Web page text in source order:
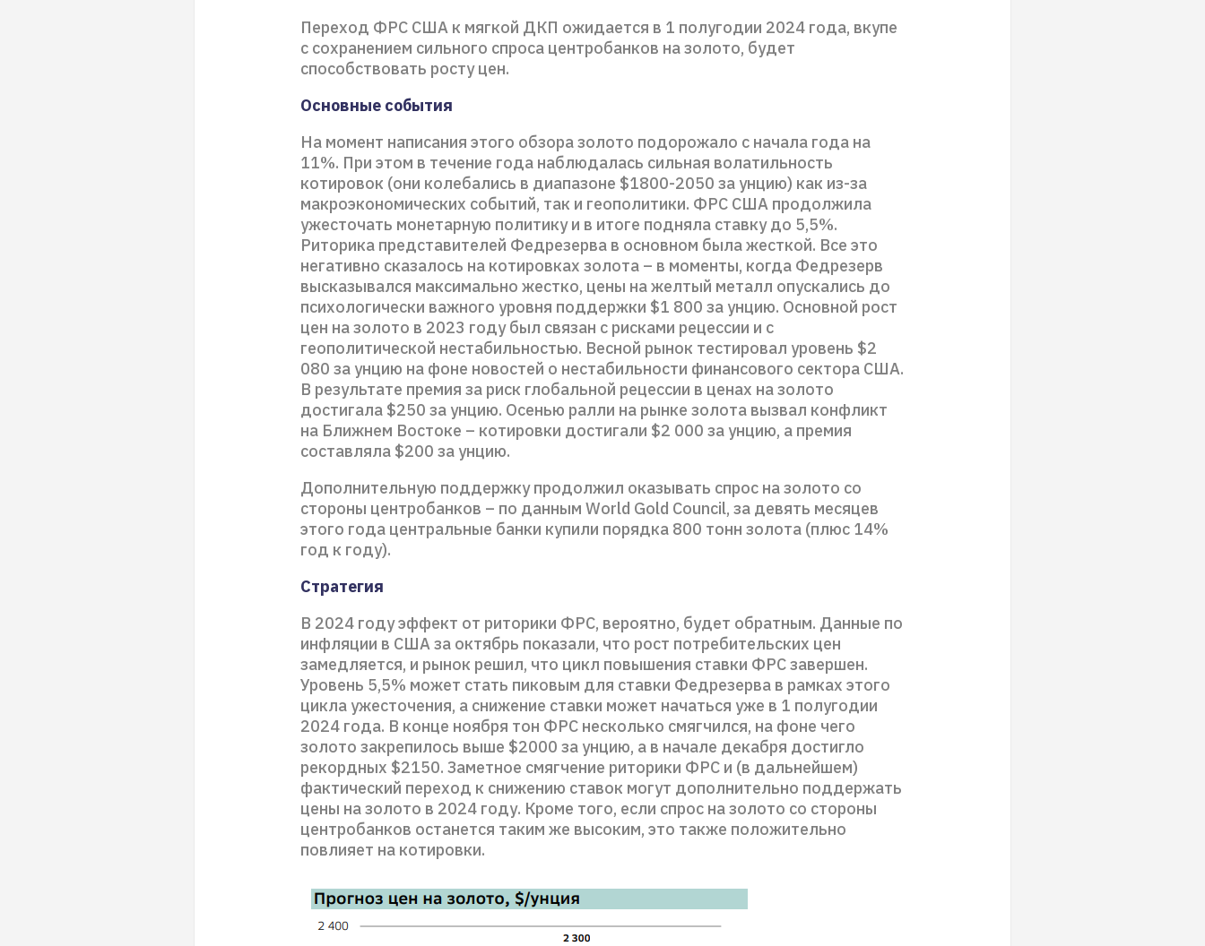
Переход ФРС США к мягкой ДКП ожидается в 1 полугодии 2024 года, вкупе
с сохранением сильного спроса центробанков на золото, будет
способствовать росту цен.
Основные события
На момент написания этого обзора золото подорожало с начала года на
11%. При этом в течение года наблюдалась сильная волатильность
котировок (они колебались в диапазоне $1800-2050 за унцию) как из-за
макроэкономических событий, так и геополитики. ФРС США продолжила
ужесточать монетарную политику и в итоге подняла ставку до 5,5%.
Риторика представителей Федрезерва в основном была жесткой. Все это
негативно сказалось на котировках золота – в моменты, когда Федрезерв
высказывался максимально жестко, цены на желтый металл опускались до
психологически важного уровня поддержки $1 800 за унцию. Основной рост
цен на золото в 2023 году был связан с рисками рецессии и с
геополитической нестабильностью. Весной рынок тестировал уровень $2
080 за унцию на фоне новостей о нестабильности финансового сектора США.
В результате премия за риск глобальной рецессии в ценах на золото
достигала $250 за унцию. Осенью ралли на рынке золота вызвал конфликт
на Ближнем Востоке – котировки достигали $2 000 за унцию, а премия
составляла $200 за унцию.
Дополнительную поддержку продолжил оказывать спрос на золото со
стороны центробанков – по данным World Gold Council, за девять месяцев
этого года центральные банки купили порядка 800 тонн золота (плюс 14%
год к году).
Стратегия
В 2024 году эффект от риторики ФРС, вероятно, будет обратным. Данные по
инфляции в США за октябрь показали, что рост потребительских цен
замедляется, и рынок решил, что цикл повышения ставки ФРС завершен.
Уровень 5,5% может стать пиковым для ставки Федрезерва в рамках этого
цикла ужесточения, а снижение ставки может начаться уже в 1 полугодии
2024 года. В конце ноября тон ФРС несколько смягчился, на фоне чего
золото закрепилось выше $2000 за унцию, а в начале декабря достигло
рекордных $2150. Заметное смягчение риторики ФРС и (в дальнейшем)
фактический переход к снижению ставок могут дополнительно поддержать
цены на золото в 2024 году. Кроме того, если спрос на золото со стороны
центробанков останется таким же высоким, это также положительно
повлияет на котировки.